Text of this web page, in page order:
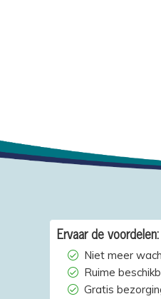
Ervaar de voordelen:
Niet meer
Ruime
Gratis